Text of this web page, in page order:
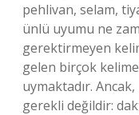
pehlivan, selam,
ünlü uyumu ne
gerektirmeyen
gelen birçok
uymaktadır.
gerekli değildir: